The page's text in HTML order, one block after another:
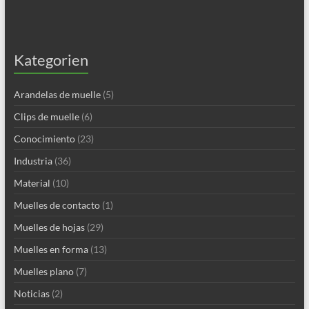
Kategorien
Arandelas de muelle(5)
Clips de muelle(6)
Conocimiento(23)
Industria(36)
Material (10)
Muelles de contacto(1)
Muelles de hojas(29)
Muelles en forma(13)
Muelles plano(7)
Noticias(2)